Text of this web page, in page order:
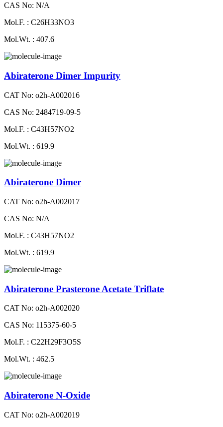
CAS No: N/A
Mol.F. : C26H33NO3
Mol.Wt. : 407.6
Abiraterone Dimer Impurity
CAT No: o2h-A002016
CAS No: 2484719-09-5
Mol.F. : C43H57NO2
Mol.Wt. : 619.9
Abiraterone Dimer
CAT No: o2h-A002017
CAS No: N/A
Mol.F. : C43H57NO2
Mol.Wt. : 619.9
Abiraterone Prasterone Acetate Triflate
CAT No: o2h-A002020
CAS No: 115375-60-5
Mol.F. : C22H29F3O5S
Mol.Wt. : 462.5
Abiraterone N-Oxide
CAT No: o2h-A002019